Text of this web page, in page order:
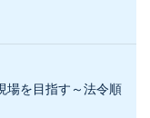
場を目指す～法令順